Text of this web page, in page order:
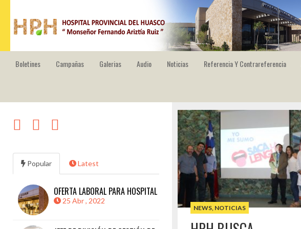
HOSPITAL PROVINCIAL DEL HUASCO
Boletines Campañas Galerias Audio Noticias Referencia Y Contrareferencia
NEWS NOTICIAS
Popular Latest
OFERTA LABORAL PARA HOSPITAL
25 Abr , 2022